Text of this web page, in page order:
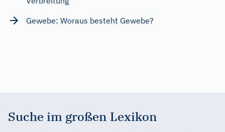
Gewebe: Woraus besteht Gewebe?
Suche im großen Lexikon